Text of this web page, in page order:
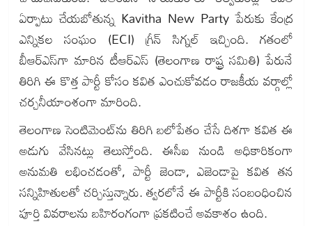
ఏర్పాటు చేయబోతున్న Kavitha New Party పేరుకు కేంద్ర
ఎన్నికల సంఘం (ECI) గ్రీన్ సిగ్నల్ ఇచ్చింది. గతంలో
బీఆర్‌ఎస్‌గా మారిన టీఆర్ఎస్ (తెలంగాణ రాష్ట్ర సమితి) పేరునే
తిరిగి ఈ కొత్త పార్టీ కోసం కవిత ఎంచుకోవడం రాజకీయ వర్గాల్లో
చర్చనీయాంశంగా మారింది.
తెలంగాణ సెంటిమెంట్‌ను తిరిగి బలోపేతం చేసే దిశగా కవిత ఈ
అడుగు వేసినట్లు తెలుస్తోంది. ఈసీఐ నుండి అధికారికంగా
అనుమతి లభించడంతో, పార్టీ జెండా, ఎజెండాపై కవిత తన
సన్నిహితులతో చర్చిస్తున్నారు. త్వరలోనే ఈ పార్టీకి సంబంధించిన
పూర్తి వివరాలను బహిరంగంగా ప్రకటించే అవకాశం ఉంది.